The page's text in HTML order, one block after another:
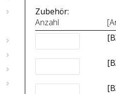
Zubehör:
Anzahl